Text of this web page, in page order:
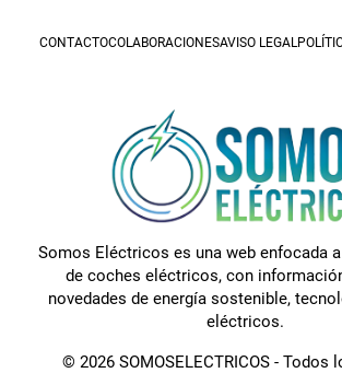
CONTACTOCOLABORACIONESAVISO LEGAL
Somos Eléctricos es una web enfocada
de coches eléctricos, con
novedades de energía sostenible,
eléctricos.
© 2026 SOMOSELECTRICOS - Todos